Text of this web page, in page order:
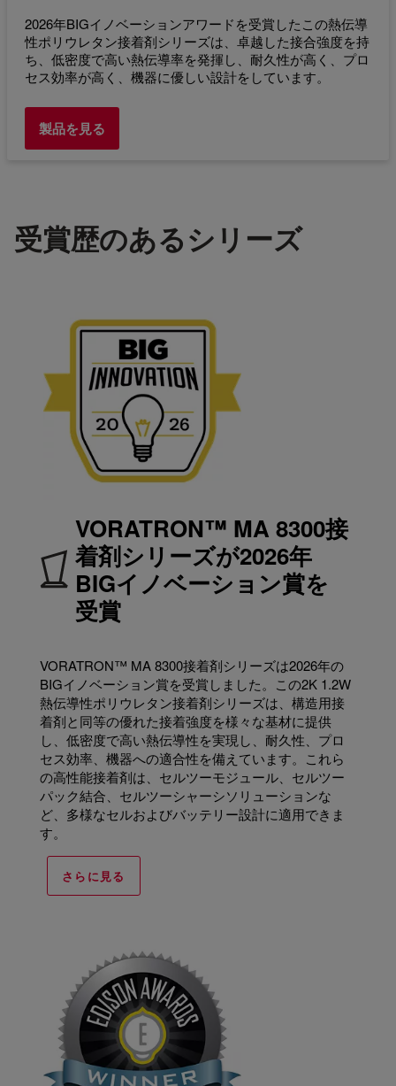
2026年BIGイノベーションアワードを受賞したこの熱伝導
性ポリウレタン接着剤シリーズは、卓越した接合強度を持
ち、低密度で高い熱伝導率を発揮し、耐久性が高く、プロ
セス効率が高く、機器に優しい設計をしています。
製品を見る
受賞歴のあるシリーズ
VORATRON™ MA 8300接
着剤シリーズが2026年
BIGイノベーション賞を
受賞
VORATRON™ MA 8300接着剤シリーズは2026年の
BIGイノベーション賞を受賞しました。この2K 1.2W
熱伝導性ポリウレタン接着剤シリーズは、構造用接
着剤と同等の優れた接着強度を様々な基材に提供
し、低密度で高い熱伝導性を実現し、耐久性、プロ
セス効率、機器への適合性を備えています。これら
の高性能接着剤は、セルツーモジュール、セルツー
パック結合、セルツーシャーシソリューションな
ど、多様なセルおよびバッテリー設計に適用できま
す。
さらに見る